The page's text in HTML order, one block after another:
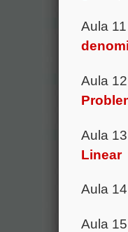
Aula
Aula
Aula
Linear
Aula
Aula